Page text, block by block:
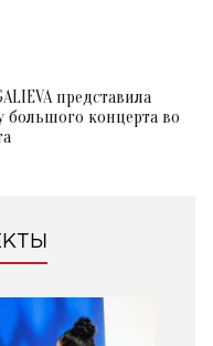
представила
концерта во